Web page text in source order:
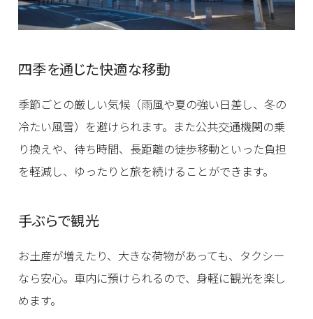
四季を通じた快適な移動
季節ごとの厳しい気候（雨風や夏の強い日差し、冬の
冷たい風雪）を避けられます。また公共交通機関の乗
り換えや、待ち時間、長距離の徒歩移動といった負担
を軽減し、ゆったりと旅を続けることができます。
手ぶらで観光
お土産が増えたり、大きな荷物があっても、タクシー
なら安心。車内に預けられるので、身軽に観光を楽し
めます。